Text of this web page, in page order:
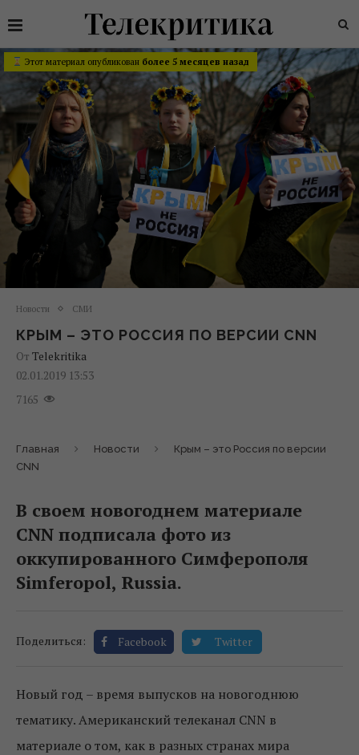
Этот материал опубликован более 5 месяцев назад
Новости СМИ
КРЫМ – ЭТО РОССИЯ ПО ВЕРСИИ CNN
От Telekritika
02.01.2019 13:53
7165
Главная Новости
Крым – это Россия по версии
CNN
В своем новогоднем материале
CNN подписала фото из
оккупированного Симферополя
Simferopol, Russia.
Поделиться: Facebook Twitter
Новый год – время выпусков на новогоднюю
тематику. Американский телеканал CNN в
материале о том, как в разных странах мира